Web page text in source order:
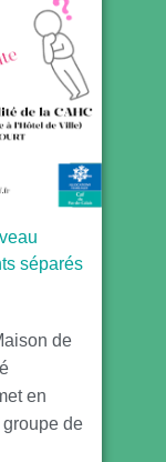
séparés
de
en
de